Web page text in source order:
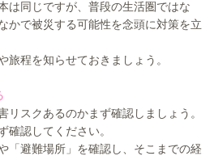
は同じですが、普段の生活圏ではな
かで被災する可能性を念頭に対策を立
旅程を知らせておきましょう。
リスクあるのかまず確認しましょう。
確認してください。
「避難場所」を確認し、そこまでの経